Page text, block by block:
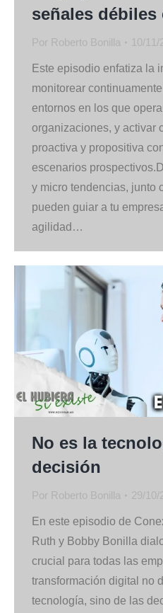
señales
Por Roberto Bonilla 10/11/
Este episodio enfatiza la
monitorear
entornos en los que
organizaciones, y activar
proactiva y propositiva
escenarios
y micro tendencias, junto
pueden guiar a tu
agilidad…
No es la
decisión
Por Roberto Bonilla 29/10/
En este episodio de
Ruth y Bobby Bonilla
crucial para todas las
transformación digital no
tecnología, sino de las